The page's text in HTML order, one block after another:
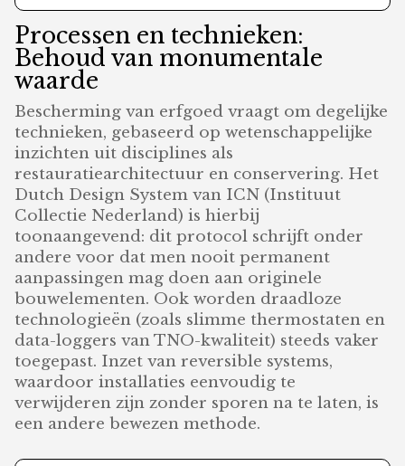
Processen en technieken:
Behoud van monumentale
waarde
Bescherming van erfgoed vraagt om degelijke
technieken, gebaseerd op wetenschappelijke
inzichten uit disciplines als
restauratiearchitectuur en conservering. Het
Dutch Design System van ICN (Instituut
Collectie Nederland) is hierbij
toonaangevend: dit protocol schrijft onder
andere voor dat men nooit permanent
aanpassingen mag doen aan originele
bouwelementen. Ook worden draadloze
technologieën (zoals slimme thermostaten en
data-loggers van TNO-kwaliteit) steeds vaker
toegepast. Inzet van reversible systems,
waardoor installaties eenvoudig te
verwijderen zijn zonder sporen na te laten, is
een andere bewezen methode.